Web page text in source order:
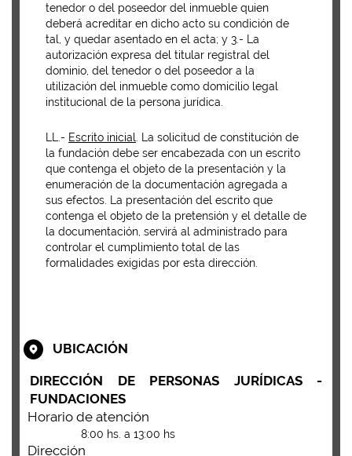
tenedor o del poseedor del inmueble quien
deberá acreditar en dicho acto su condición de
tal, y quedar asentado en el acta; y 3.- La
autorización expresa del titular registral del
dominio, del tenedor o del poseedor a la
utilización del inmueble como domicilio legal
institucional de la persona jurídica.
LL.- Escrito inicial . La solicitud de constitución de
la fundación debe ser encabezada con un escrito
que contenga el objeto de la presentación y la
enumeración de la documentación agregada a
sus efectos. La presentación del escrito que
contenga el objeto de la pretensión y el detalle de
la documentación, servirá al administrado para
controlar el cumplimiento total de las
formalidades exigidas por esta dirección.
UBICACIÓN
DIRECCIÓN DE PERSONAS JURÍDICAS -
FUNDACIONES
Horario de atención
8:00 hs. a 13:00 hs
Dirección